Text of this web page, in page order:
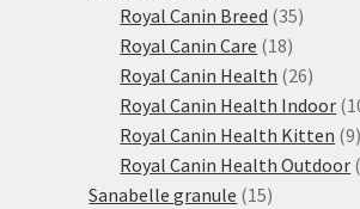
produktů
Royal Canin Breed 3535
Royal Canin Care 1818
produktů
Royal Canin Health 2626
Royal Canin Health Indoor
Royal Canin Health Kitten 99
Royal Canin Health Outdoor
Sanabelle granule 1515